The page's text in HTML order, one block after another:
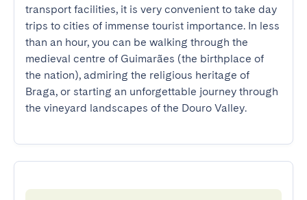
transport facilities, it is very convenient to take day
trips to cities of immense tourist importance. In less
than an hour, you can be walking through the
medieval centre of Guimarães (the birthplace of
the nation), admiring the religious heritage of
Braga, or starting an unforgettable journey through
the vineyard landscapes of the Douro Valley.